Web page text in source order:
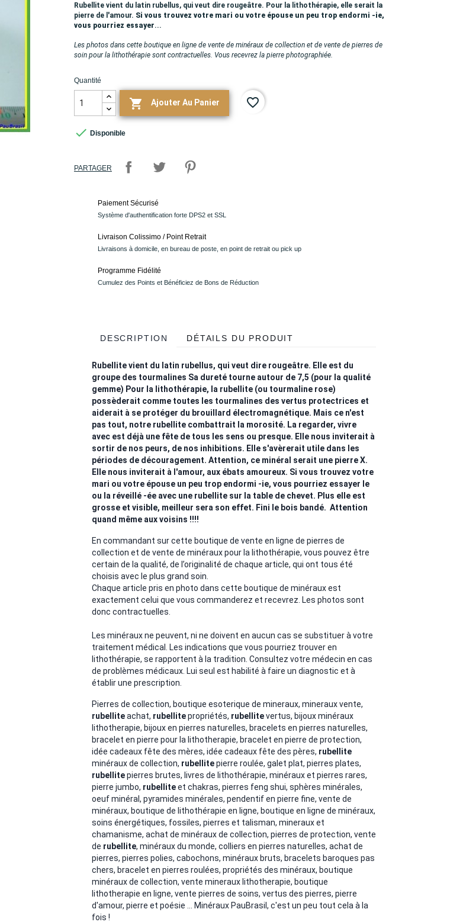
Rubellite vient du latin rubellus, qui veut dire rougeâtre. Pour la lithothérapie, elle serait la
pierre de l'amour. Si vous trouvez votre mari ou votre épouse un peu trop endormi -ie,
vous pourriez essayer...
Les photos dans cette boutique en ligne de vente de minéraux de collection et de vente de pierres de
soin pour la lithothérapie sont contractuelles. Vous recevrez la pierre photographiée.
Quantité
 Ajouter Au Panier favorite_border
 Disponible
PARTAGER
Paiement Sécurisé
Système d'authentification forte DPS2 et SSL
Livraison Colissimo / Point Retrait
Livraisons à domicile, en bureau de poste, en point de retrait ou pick up
Programme Fidélité
Cumulez des Points et Bénéficiez de Bons de Réduction
DESCRIPTION DÉTAILS DU PRODUIT
Rubellite vient du latin rubellus, qui veut dire rougeâtre. Elle est du
groupe des tourmalines Sa dureté tourne autour de 7,5 (pour la qualité
gemme) Pour la lithothérapie, la rubellite (ou tourmaline rose)
possèderait comme toutes les tourmalines des vertus protectrices et
aiderait à se protéger du brouillard électromagnétique. Mais ce n'est
pas tout, notre rubellite combattrait la morosité. La regarder, vivre
avec est déjà une fête de tous les sens ou presque. Elle nous inviterait à
sortir de nos peurs, de nos inhibitions. Elle s'avèrerait utile dans les
périodes de découragement. Attention, ce minéral serait une pierre X.
Elle nous inviterait à l'amour, aux ébats amoureux. Si vous trouvez votre
mari ou votre épouse un peu trop endormi -ie, vous pourriez essayer le
ou la réveillé -ée avec une rubellite sur la table de chevet. Plus elle est
grosse et visible, meilleur sera son effet. Fini le bois bandé. Attention
quand même aux voisins !!!!
En commandant sur cette boutique de vente en ligne de pierres de
collection et de vente de minéraux pour la lithothérapie, vous pouvez être
certain de la qualité, de l’originalité de chaque article, qui ont tous été
choisis avec le plus grand soin.
Chaque article pris en photo dans cette boutique de minéraux est
exactement celui que vous commanderez et recevrez. Les photos sont
donc contractuelles.
Les minéraux ne peuvent, ni ne doivent en aucun cas se substituer à votre
traitement médical. Les indications que vous pourriez trouver en
lithothérapie, se rapportent à la tradition. Consultez votre médecin en cas
de problèmes médicaux. Lui seul est habilité à faire un diagnostic et à
établir une prescription.
Pierres de collection, boutique esoterique de mineraux, mineraux vente,
rubelliteachat, rubellitepropriétés, rubellitevertus, bijoux minéraux
lithotherapie, bijoux en pierres naturelles, bracelets en pierres naturelles,
bracelet en pierre pour la lithotherapie, bracelet en pierre de protection,
idée cadeaux fête des mères, idée cadeaux fête des pères, rubellite
minéraux de collection, rubellitepierre roulée, galet plat, pierres plates,
rubellitepierres brutes, livres de lithothérapie, minéraux et pierres rares,
pierre jumbo, rubelliteet chakras, pierres feng shui, sphères minérales,
oeuf minéral, pyramides minérales, pendentif en pierre fine, vente de
minéraux, boutique de lithothérapie en ligne, boutique en ligne de minéraux,
soins énergétiques, fossiles, pierres et talisman, mineraux et
chamanisme, achat de minéraux de collection, pierres de protection, vente
de rubellite, minéraux du monde, colliers en pierres naturelles, achat de
pierres, pierres polies, cabochons, minéraux bruts, bracelets baroques pas
chers, bracelet en pierres roulées, propriétés des minéraux, boutique
minéraux de collection, vente mineraux lithotherapie, boutique
lithotherapie en ligne, vente pierres de soins, vertus des pierres, pierre
d'amour, pierre et poésie ... Minéraux PauBrasil, c'est un peu tout cela à la
fois !